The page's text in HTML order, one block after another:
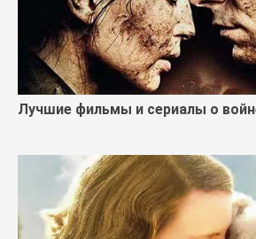
Лучшие фильмы и сериалы о